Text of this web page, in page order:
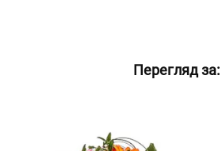
Перегляд за: